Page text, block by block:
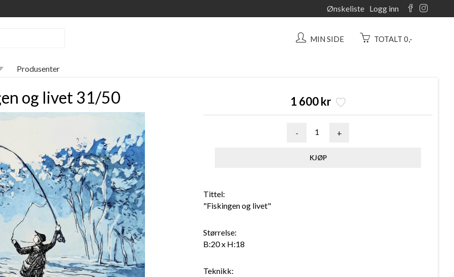
Ønskeliste Logg inn
MIN SIDE TOTALT 0,-
Produsenter
og livet 31/50 1 600 kr
- +
Tittel:
"Fiskingen og livet"
Størrelse:
B:20 x H:18
Teknikk: